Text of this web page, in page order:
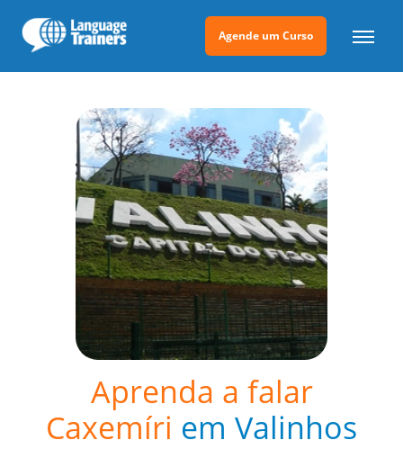
Agende um Curso
Aprenda a falar
Caxemíri em Valinhos